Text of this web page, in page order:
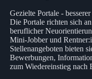
Gezielte Portale -
Die Portale richten sich
beruflicher
Mini-Jobber und
Stellenangeboten bieten
Bewerbungen,
zum Wiedereinstieg nach